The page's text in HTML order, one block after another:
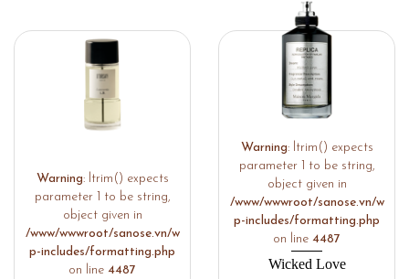
Warning: ltrim() expects
parameter 1 to be string,
object given in
/www/wwwroot/sanose.vn/w
p-includes/formatting.php
on line 4487
Warning: ltrim() expects
parameter 1 to be string,
object given in
/www/wwwroot/sanose.vn/w
p-includes/formatting.php
on line 4487
Wicked Love